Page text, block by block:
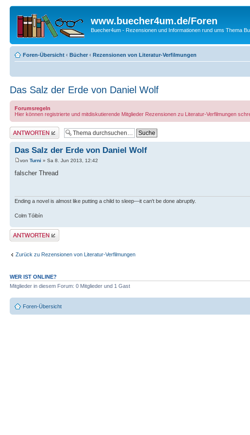
www.buecher4um.de/Foren
Buecher4um - Rezensionen und Informationen rund ums Thema
Foren-Übersicht ‹ Bücher ‹ Rezensionen von Literatur-Verfilmungen
Das Salz der Erde von Daniel Wolf
Forumsregeln
Hier können registrierte und mitdiskutierende Mitglieder Rezensionen zu Literatur-Verfilmungen
Antwort erstellen
Das Salz der Erde von Daniel Wolf
von Turni » Sa 8. Jun 2013, 12:42
falscher Thread
Ending a novel is almost like putting a child to sleep—it can't be done abruptly.
Colm Tóibín
Antwort erstellen
Zurück zu Rezensionen von Literatur-Verfilmungen
WER IST ONLINE?
Mitglieder in diesem Forum: 0 Mitglieder und 1 Gast
Foren-Übersicht